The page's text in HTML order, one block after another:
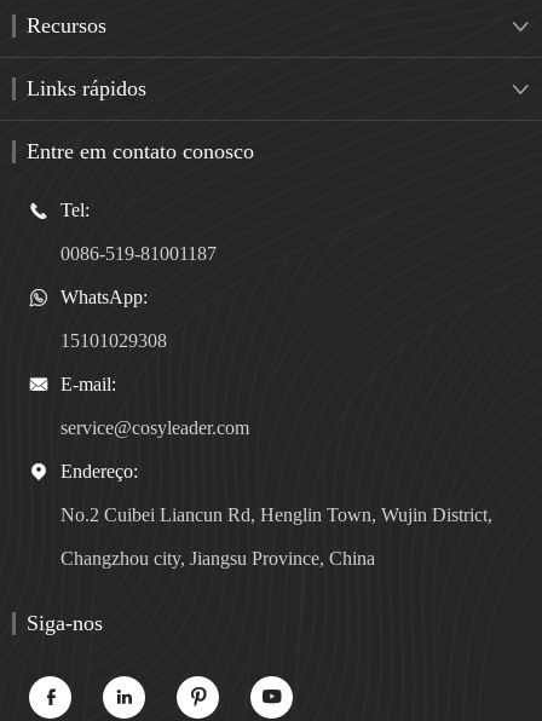
Recursos 
Links rápidos 
Entre em contato conosco
 Tel:
0086-519-81001187
 WhatsApp:
15101029308
 E-mail:
service@cosyleader.com
 Endereço:
No.2 Cuibei Liancun Rd, Henglin Town, Wujin District,
Changzhou city, Jiangsu Province, China
Siga-nos
   